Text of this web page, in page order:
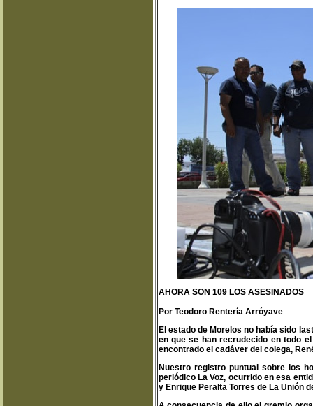
AHORA SON 109 LOS ASESINADOS
Por Teodoro Rentería Arróyave
El estado de Morelos no había sido
en que se han recrudecido en todo
encontrado el cadáver del colega,
Nuestro registro puntual sobre los
periódico La Voz, ocurrido en esa
y Enrique Peralta Torres de La Unión